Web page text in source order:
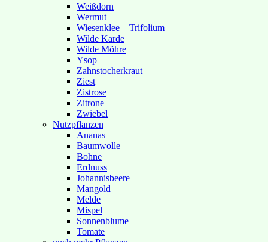
Weißdorn
Wermut
Wiesenklee – Trifolium
Wilde Karde
Wilde Möhre
Ysop
Zahnstocherkraut
Ziest
Zistrose
Zitrone
Zwiebel
Nutzpflanzen
Ananas
Baumwolle
Bohne
Erdnuss
Johannisbeere
Mangold
Melde
Mispel
Sonnenblume
Tomate